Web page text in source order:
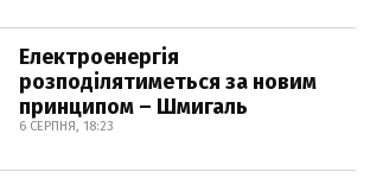
Електроенергія
розподілятиметься за новим
принципом – Шмигаль
6 СЕРПНЯ, 18:23